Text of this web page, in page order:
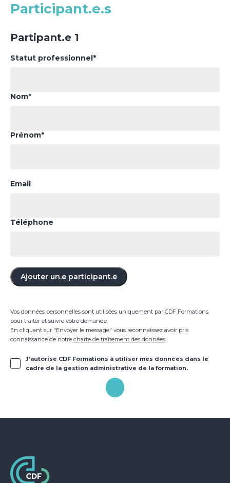
Participant.e.s
Partipant.e 1
Statut professionnel*
Nom*
Prénom*
Email
Téléphone
Ajouter un.e participant.e
Vos données personnelles sont utilisées uniquement par CDF Formations
pour traiter et suivre votre demande.
En cliquant sur "Envoyer le message" vous reconnaissez avoir pris
connaissance de notre charte de traitement des données.
J’autorise CDF Formations à utiliser mes données dans le
cadre de la gestion administrative de la formation.